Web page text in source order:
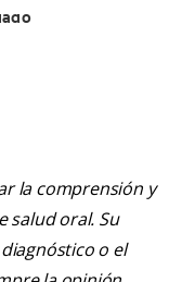
la comprensión y
salud oral. Su
o el